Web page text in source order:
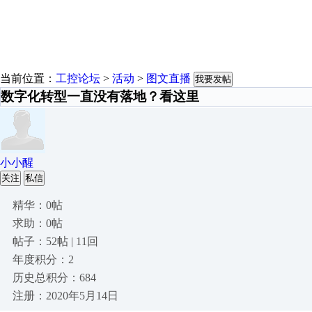
当前位置： 工控论坛 > 活动 > 图文直播 我要发帖
数字化转型一直没有落地？看这里
小小醒
关注 私信
精华：0帖
求助：0帖
帖子：52帖 | 11回
年度积分：2
历史总积分：684
注册：2020年5月14日